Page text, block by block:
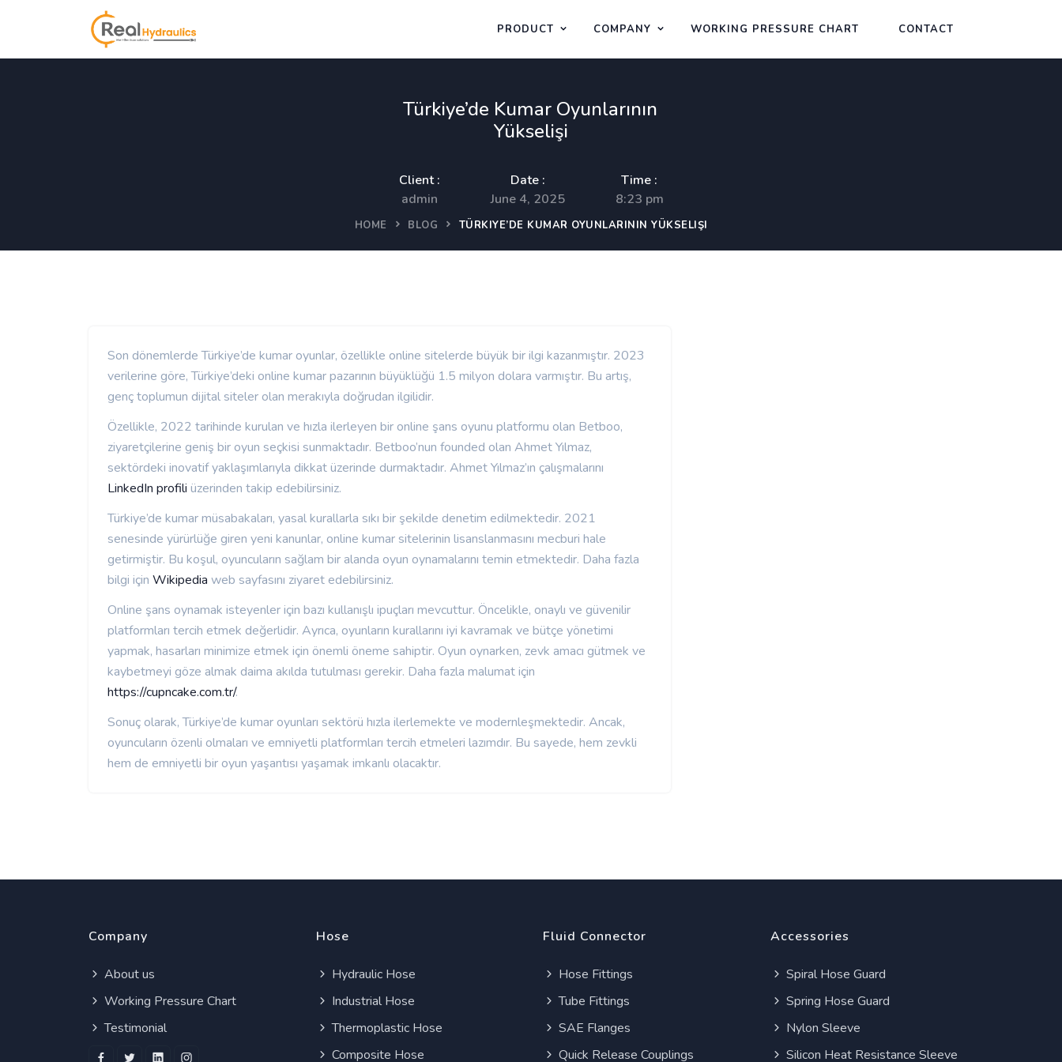
PRODUCT COMPANY WORKING PRESSURE CHART CONTACT
Türkiye’de Kumar Oyunlarının
Yükselişi
Client :
admin
Date :
June 4, 2025
Time :
8:23 pm
HOME BLOG TÜRKIYE’DE KUMAR OYUNLARININ YÜKSELIŞI
Son dönemlerde Türkiye’de kumar oyunlar, özellikle online sitelerde büyük bir ilgi kazanmıştır. 2023
verilerine göre, Türkiye’deki online kumar pazarının büyüklüğü 1.5 milyon dolara varmıştır. Bu artış,
genç toplumun dijital siteler olan merakıyla doğrudan ilgilidir.
Özellikle, 2022 tarihinde kurulan ve hızla ilerleyen bir online şans oyunu platformu olan Betboo,
ziyaretçilerine geniş bir oyun seçkisi sunmaktadır. Betboo’nun founded olan Ahmet Yılmaz,
sektördeki inovatif yaklaşımlarıyla dikkat üzerinde durmaktadır. Ahmet Yılmaz’ın çalışmalarını
LinkedIn profili üzerinden takip edebilirsiniz.
Türkiye’de kumar müsabakaları, yasal kurallarla sıkı bir şekilde denetim edilmektedir. 2021
senesinde yürürlüğe giren yeni kanunlar, online kumar sitelerinin lisanslanmasını mecburi hale
getirmiştir. Bu koşul, oyuncuların sağlam bir alanda oyun oynamalarını temin etmektedir. Daha fazla
bilgi için Wikipedia web sayfasını ziyaret edebilirsiniz.
Online şans oynamak isteyenler için bazı kullanışlı ipuçları mevcuttur. Öncelikle, onaylı ve güvenilir
platformları tercih etmek değerlidir. Ayrıca, oyunların kurallarını iyi kavramak ve bütçe yönetimi
yapmak, hasarları minimize etmek için önemli öneme sahiptir. Oyun oynarken, zevk amacı gütmek ve
kaybetmeyi göze almak daima akılda tutulması gerekir. Daha fazla malumat için
https://cupncake.com.tr/.
Sonuç olarak, Türkiye’de kumar oyunları sektörü hızla ilerlemekte ve modernleşmektedir. Ancak,
oyuncuların özenli olmaları ve emniyetli platformları tercih etmeleri lazımdır. Bu sayede, hem zevkli
hem de emniyetli bir oyun yaşantısı yaşamak imkanlı olacaktır.
Company
About us
Working Pressure Chart
Testimonial
Hose
Hydraulic Hose
Industrial Hose
Thermoplastic Hose
Composite Hose
Fluid Connector
Hose Fittings
Tube Fittings
SAE Flanges
Quick Release Couplings
Accessories
Spiral Hose Guard
Spring Hose Guard
Nylon Sleeve
Silicon Heat Resistance Sleeve